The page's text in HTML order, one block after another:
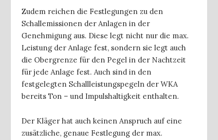
Zudem reichen die Festlegungen zu den
Schallemissionen der Anlagen in der
Genehmigung aus. Diese legt nicht nur die max.
Leistung der Anlage fest, sondern sie legt auch
die Obergrenze für den Pegel in der Nachtzeit
für jede Anlage fest. Auch sind in den
festgelegten Schallleistungspegeln der WKA
bereits Ton – und Impulshaltigkeit enthalten.
Der Kläger hat auch keinen Anspruch auf eine
zusätzliche, genaue Festlegung der max.